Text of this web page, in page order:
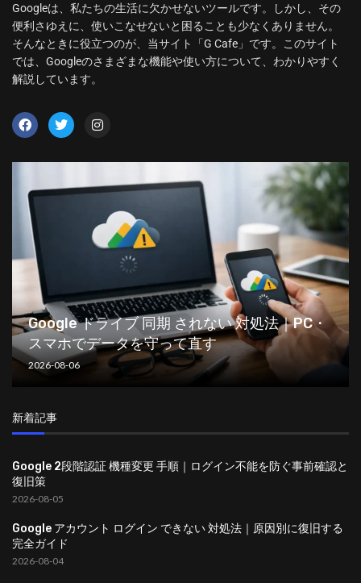
Googleは、私たちの生活に欠かせないツールです。しかし、その
便利さゆえに、使いこなせないと困ることも少なくありません。
そんなときに役立つのが、当サイト「G Cafe」です。このサイト
では、Googleのさまざまな機能や使い方について、わかりやすく
解説しています。
Google ドライブ 同期 されない 対処法｜PC・
スマホでデータを守って直す
2026-08-06
新着記事
Google 2段階認証 機種変更 手順｜ログイン不能を防ぐ事前確認と
復旧策
2026-08-05
Google アカウント ログイン できない 対処法｜原因別に復旧する
完全ガイド
2026-08-04